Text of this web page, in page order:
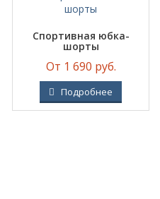
Спортивная юбка-
шорты
От 1 690 руб.
Подробнее